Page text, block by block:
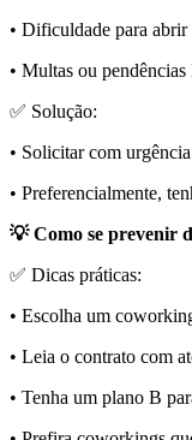
• Dificuldade para abrir
• Multas ou
✅ Solução:
• Solicitar com
• Preferencialmente,
💡 Como se prevenir
✅ Dicas práticas:
• Escolha um
• Leia o contrato com
• Tenha um plano B